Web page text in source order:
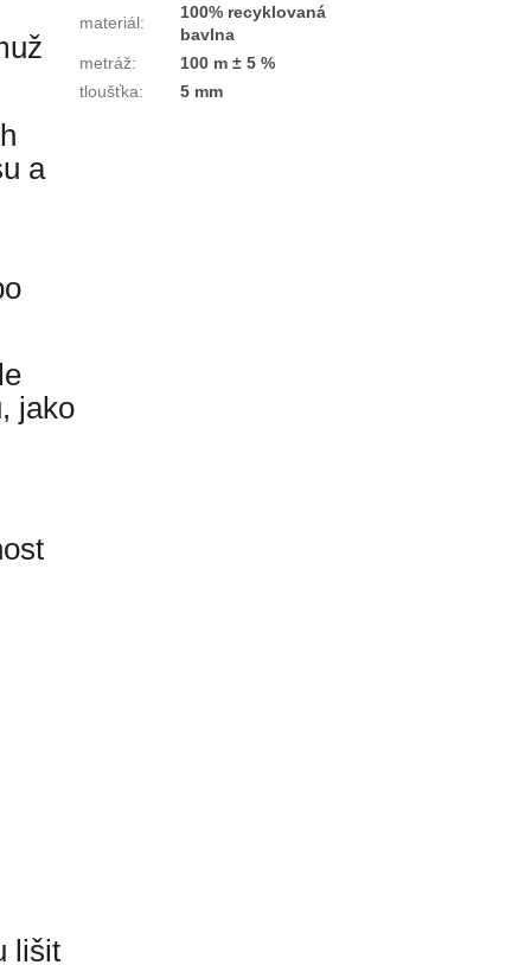
a
jako
lišit
materiál:
100% recyklovaná
bavlna
metráž:
100 m ± 5 %
tloušťka: 5 mm